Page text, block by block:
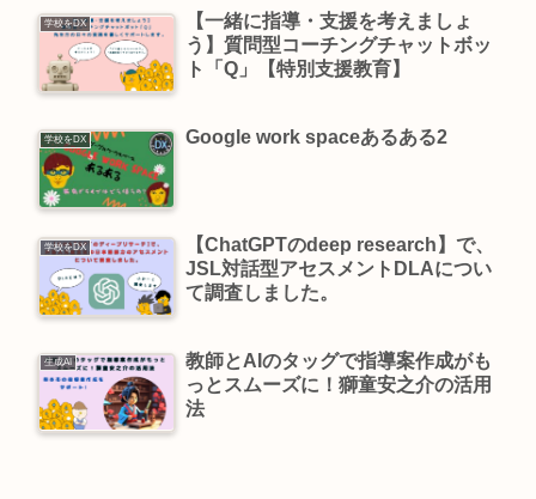
学校をDX
【一緒に指導・支援を考えましょ
う】質問型コーチングチャットボッ
ト「Q」【特別支援教育】
学校をDX Google work spaceあるある2
学校をDX
【ChatGPTのdeep research】で、
JSL対話型アセスメントDLAについ
て調査しました。
生成AI
教師とAIのタッグで指導案作成がも
っとスムーズに！獅童安之介の活用
法